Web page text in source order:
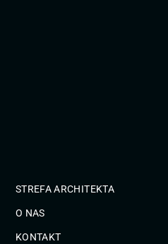
STREFA ARCHITEKTA
O NAS
KONTAKT